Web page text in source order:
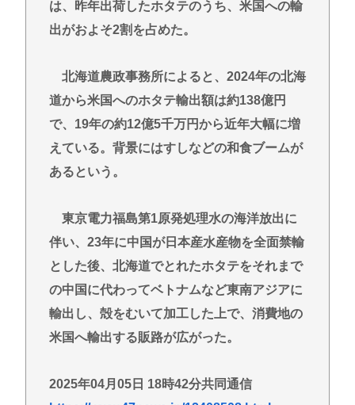
ジャンポケ斉藤「同意があったんです。本当です。
信じて下さい」 ←何でこの主張が通らないの？
Powered by livedoor 相互RSS
は、昨年出荷したホタテのうち、米国への輸
出がおよそ2割を占めた。
北海道農政事務所によると、2024年の北海
道から米国へのホタテ輸出額は約138億円
で、19年の約12億5千万円から近年大幅に増
えている。背景にはすしなどの和食ブームが
あるという。
東京電力福島第1原発処理水の海洋放出に
伴い、23年に中国が日本産水産物を全面禁輸
とした後、北海道でとれたホタテをそれまで
の中国に代わってベトナムなど東南アジアに
輸出し、殻をむいて加工した上で、消費地の
米国へ輸出する販路が広がった。
2025年04月05日 18時42分共同通信